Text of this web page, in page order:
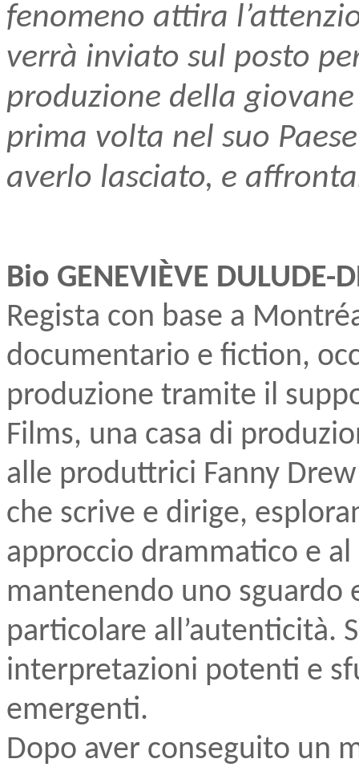
fenomeno attira
verrà inviato sul posto
produzione della
prima volta nel suo
averlo lasciato, e
Bio GENEVIÈVE DULUDE-
Regista con base a
documentario e fiction,
produzione tramite il
Films, una casa di
alle produttrici Fanny
che scrive e dirige,
approccio drammatico e
mantenendo uno sguardo
particolare all’autenticità.
interpretazioni potenti e
emergenti.
Dopo aver conseguito un